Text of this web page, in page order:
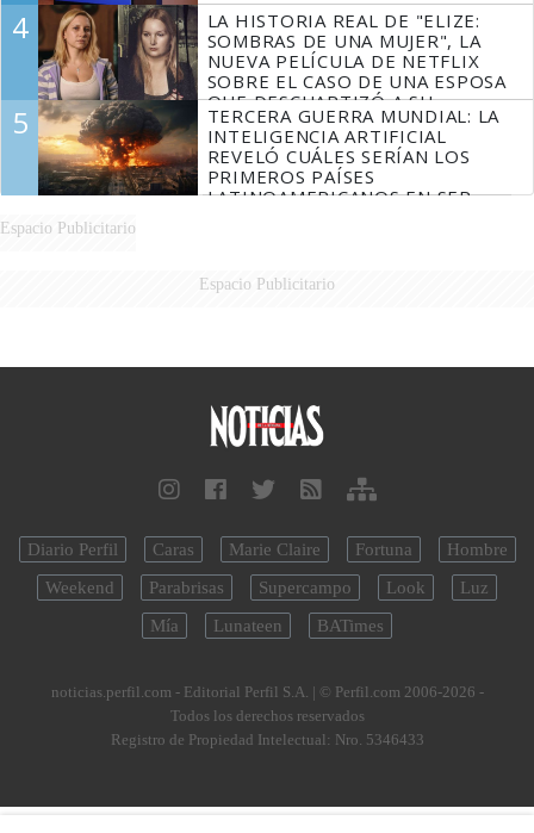
4
LA HISTORIA REAL DE "ELIZE:
SOMBRAS DE UNA MUJER", LA
NUEVA PELÍCULA DE NETFLIX
SOBRE EL CASO DE UNA ESPOSA
QUE DESCUARTIZÓ A SU
MARIDO
5
TERCERA GUERRA MUNDIAL: LA
INTELIGENCIA ARTIFICIAL
REVELÓ CUÁLES SERÍAN LOS
PRIMEROS PAÍSES
LATINOAMERICANOS EN SER
Espacio Publicitario
Espacio Publicitario
Diario Perfil Caras Marie Claire Fortuna
Hombre
Weekend
Parabrisas Supercampo Look
Luz
Mía
Lunateen BATimes
noticias.perfil.com - Editorial Perfil S.A. | © Perfil.com 2006-2026 -
Todos los derechos reservados
Registro de Propiedad Intelectual: Nro. 5346433